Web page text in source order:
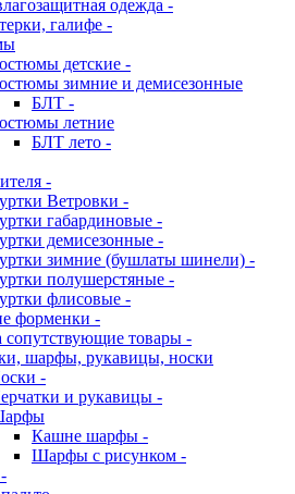
одежда -
галифе -
детские -
зимние и демисезонные
БЛТ -
летние
БЛТ лето -
-
Ветровки -
габардиновые -
демисезонные -
зимние (бушлаты шинели) -
полушерстяные -
флисовые -
форменки -
товары -
шарфы, рукавицы, носки
-
и рукавицы -
Кашне шарфы -
Шарфы с рисунком -